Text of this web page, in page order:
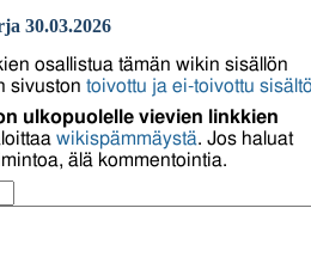
30.03.2026
osallistua tämän wikin sisällön
sivustontoivottu ja ei-toivottu sisältö
ulkopuolelle vievien linkkien
wikispämmäystä. Jos haluat
älä kommentointia.